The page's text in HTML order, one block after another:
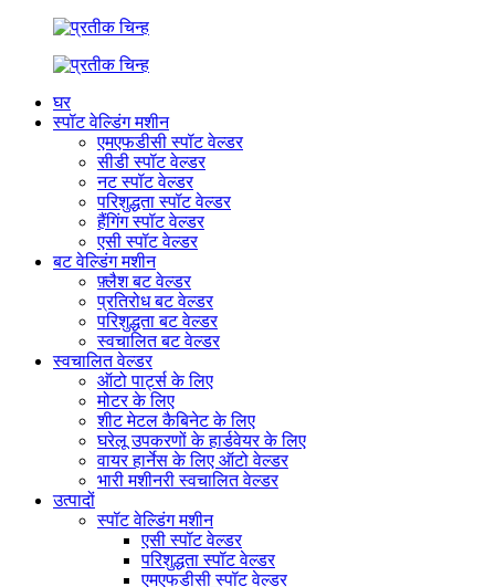
घर
स्पॉट वेल्डिंग मशीन
एमएफडीसी स्पॉट वेल्डर
सीडी स्पॉट वेल्डर
नट स्पॉट वेल्डर
परिशुद्धता स्पॉट वेल्डर
हैंगिंग स्पॉट वेल्डर
एसी स्पॉट वेल्डर
बट वेल्डिंग मशीन
फ़्लैश बट वेल्डर
प्रतिरोध बट वेल्डर
परिशुद्धता बट वेल्डर
स्वचालित बट वेल्डर
स्वचालित वेल्डर
ऑटो पार्ट्स के लिए
मोटर के लिए
शीट मेटल कैबिनेट के लिए
घरेलू उपकरणों के हार्डवेयर के लिए
वायर हार्नेस के लिए ऑटो वेल्डर
भारी मशीनरी स्वचालित वेल्डर
उत्पादों
स्पॉट वेल्डिंग मशीन
एसी स्पॉट वेल्डर
परिशुद्धता स्पॉट वेल्डर
एमएफडीसी स्पॉट वेल्डर